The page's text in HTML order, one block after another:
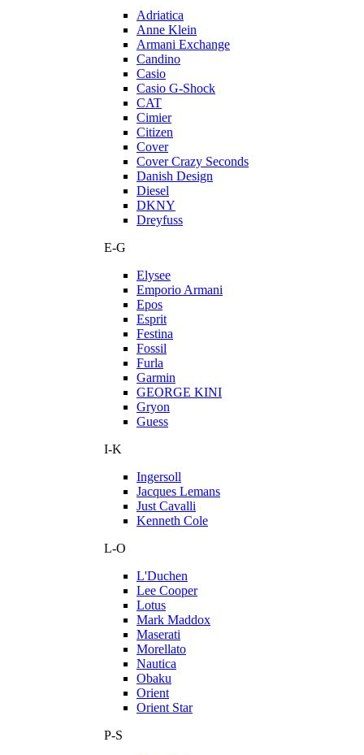
Adriatica
Anne Klein
Armani Exchange
Candino
Casio
Casio G-Shock
CAT
Cimier
Citizen
Cover
Cover Crazy Seconds
Danish Design
Diesel
DKNY
Dreyfuss
E-G
Elysee
Emporio Armani
Epos
Esprit
Festina
Fossil
Furla
Garmin
GEORGE KINI
Gryon
Guess
I-K
Ingersoll
Jacques Lemans
Just Cavalli
Kenneth Cole
L-O
L'Duchen
Lee Cooper
Lotus
Mark Maddox
Maserati
Morellato
Nautica
Obaku
Orient
Orient Star
P-S